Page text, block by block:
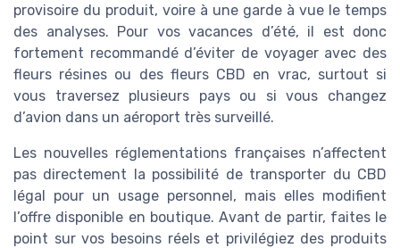
provisoire du produit, voire à une garde à vue le temps
des analyses. Pour vos vacances d’été, il est donc
fortement recommandé d’éviter de voyager avec des
fleurs résines ou des fleurs CBD en vrac, surtout si
vous traversez plusieurs pays ou si vous changez
d’avion dans un aéroport très surveillé.
Les nouvelles réglementations françaises n’affectent
pas directement la possibilité de transporter du CBD
légal pour un usage personnel, mais elles modifient
l’offre disponible en boutique. Avant de partir, faites le
point sur vos besoins réels et privilégiez des produits